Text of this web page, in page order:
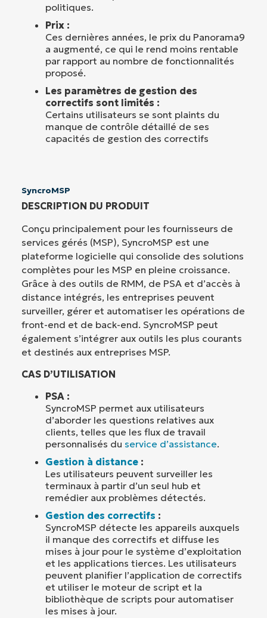
politiques.
Prix :
Ces dernières années, le prix du Panorama9
a augmenté, ce qui le rend moins rentable
par rapport au nombre de fonctionnalités
proposé.
Les paramètres de gestion des
correctifs sont limités :
Certains utilisateurs se sont plaints du
manque de contrôle détaillé de ses
capacités de gestion des correctifs
SyncroMSP
DESCRIPTION DU PRODUIT
Conçu principalement pour les fournisseurs de
services gérés (MSP), SyncroMSP est une
plateforme logicielle qui consolide des solutions
complètes pour les MSP en pleine croissance.
Grâce à des outils de RMM, de PSA et d’accès à
distance intégrés, les entreprises peuvent
surveiller, gérer et automatiser les opérations de
front-end et de back-end. SyncroMSP peut
également s’intégrer aux outils les plus courants
et destinés aux entreprises MSP.
CAS D’UTILISATION
PSA :
SyncroMSP permet aux utilisateurs
d’aborder les questions relatives aux
clients, telles que les flux de travail
personnalisés du service d’assistance.
Gestion à distance :
Les utilisateurs peuvent surveiller les
terminaux à partir d’un seul hub et
remédier aux problèmes détectés.
Gestion des correctifs :
SyncroMSP détecte les appareils auxquels
il manque des correctifs et diffuse les
mises à jour pour le système d’exploitation
et les applications tierces. Les utilisateurs
peuvent planifier l’application de correctifs
et utiliser le moteur de script et la
bibliothèque de scripts pour automatiser
les mises à jour.